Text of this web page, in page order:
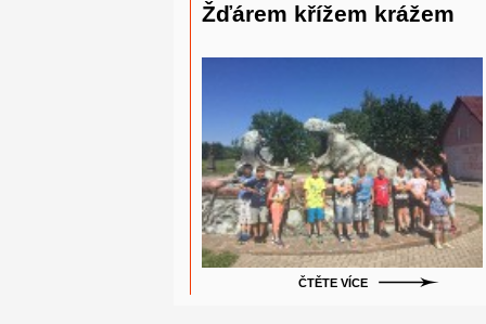
Žďárem křížem krážem
ČTĚTE VÍCE